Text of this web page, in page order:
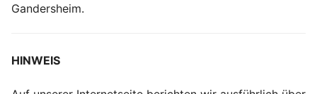
Gandersheim.
HINWEIS